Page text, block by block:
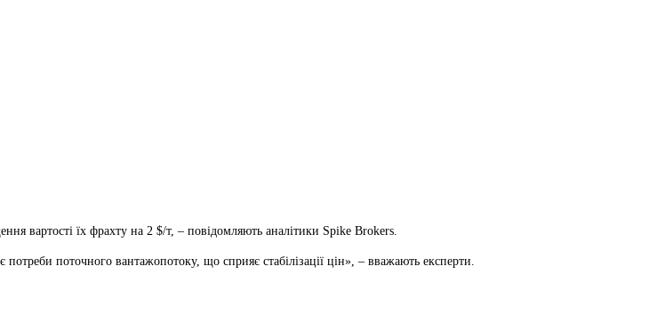
вартості їх фрахту на 2 $/т, – повідомляють аналітики Spike Brokers.
поточного вантажопотоку, що сприяє стабілізації цін», – вважають експерти.